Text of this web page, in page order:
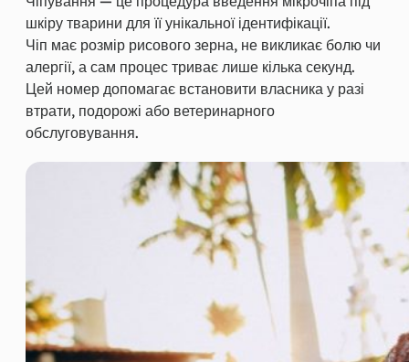
шкіру тварини для її унікальної ідентифікації.
Чіп має розмір рисового зерна, не викликає болю чи
алергії, а сам процес триває лише кілька секунд.
Цей номер допомагає встановити власника у разі
втрати, подорожі або ветеринарного
обслуговування.